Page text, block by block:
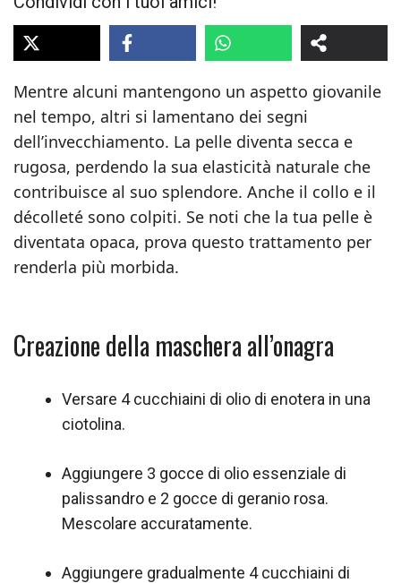
Mentre alcuni mantengono un aspetto giovanile
nel tempo, altri si lamentano dei segni
dell’invecchiamento. La pelle diventa secca e
rugosa, perdendo la sua elasticità naturale che
contribuisce al suo splendore. Anche il collo e il
décolleté sono colpiti. Se noti che la tua pelle è
diventata opaca, prova questo trattamento per
renderla più morbida.
Creazione della maschera all’onagra
Versare 4 cucchiaini di olio di enotera in una
ciotolina.
Aggiungere 3 gocce di olio essenziale di
palissandro e 2 gocce di geranio rosa.
Mescolare accuratamente.
Aggiungere gradualmente 4 cucchiaini di